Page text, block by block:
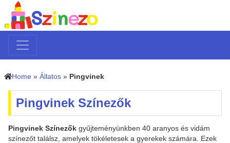
Home » Állatos » Pingvinek
Pingvinek Színezők
Pingvinek Színezők gyűjteményünkben 40 aranyos és vidám
színezőt találsz, amelyek tökéletesek a gyerekek számára. Ezek